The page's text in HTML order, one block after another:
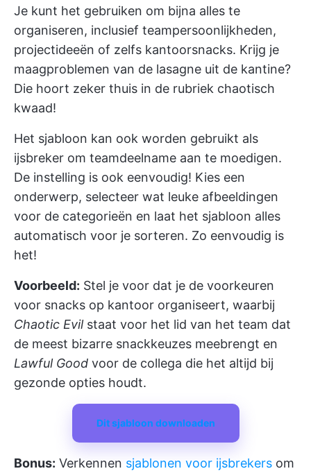
Je kunt het gebruiken om bijna alles te
organiseren, inclusief teampersoonlijkheden,
projectideeën of zelfs kantoorsnacks. Krijg je
maagproblemen van de lasagne uit de kantine?
Die hoort zeker thuis in de rubriek chaotisch
kwaad!
Het sjabloon kan ook worden gebruikt als
ijsbreker om teamdeelname aan te moedigen.
De instelling is ook eenvoudig! Kies een
onderwerp, selecteer wat leuke afbeeldingen
voor de categorieën en laat het sjabloon alles
automatisch voor je sorteren. Zo eenvoudig is
het!
Voorbeeld: Stel je voor dat je de voorkeuren
voor snacks op kantoor organiseert, waarbij
Chaotic Evilstaat voor het lid van het team dat
de meest bizarre snackkeuzes meebrengt en
Lawful Good voor de collega die het altijd bij
gezonde opties houdt.
Dit sjabloon downloaden
Bonus: Verkennen sjablonen voor ijsbrekers om